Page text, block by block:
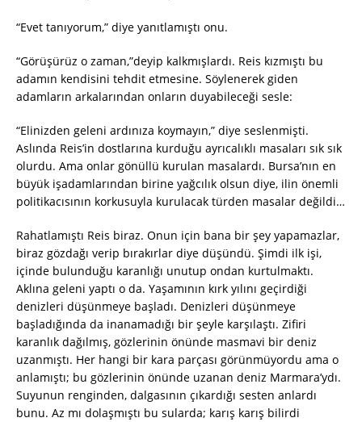
“Evet tanıyorum,” diye yanıtlamıştı onu.
“Görüşürüz o zaman,”deyip kalkmışlardı. Reis kızmıştı bu
adamın kendisini tehdit etmesine. Söylenerek giden
adamların arkalarından onların duyabileceği sesle:
“Elinizden geleni ardınıza koymayın,” diye seslenmişti.
Aslında Reis’in dostlarına kurduğu ayrıcalıklı masaları sık sık
olurdu. Ama onlar gönüllü kurulan masalardı. Bursa’nın en
büyük işadamlarından birine yağcılık olsun diye, ilin önemli
politikacısının korkusuyla kurulacak türden masalar değildi…
Rahatlamıştı Reis biraz. Onun için bana bir şey yapamazlar,
biraz gözdağı verip bırakırlar diye düşündü. Şimdi ilk işi,
içinde bulunduğu karanlığı unutup ondan kurtulmaktı.
Aklına geleni yaptı o da. Yaşamının kırk yılını geçirdiği
denizleri düşünmeye başladı. Denizleri düşünmeye
başladığında da inanamadığı bir şeyle karşılaştı. Zifiri
karanlık dağılmış, gözlerinin önünde masmavi bir deniz
uzanmıştı. Her hangi bir kara parçası görünmüyordu ama o
anlamıştı; bu gözlerinin önünde uzanan deniz Marmara’ydı.
Suyunun renginden, dalgasının çıkardığı sesten anlardı
bunu. Az mı dolaşmıştı bu sularda; karış karış bilirdi